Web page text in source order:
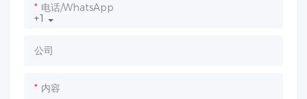
+1
电话/WhatsApp
公司
内容